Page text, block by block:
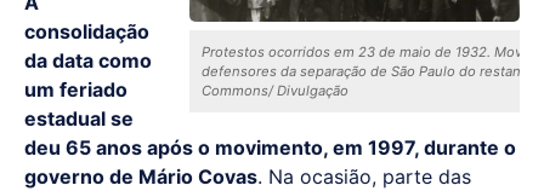
Protestos ocorridos em 23 de maio de 1932.
defensores da separação de São Paulo do restante
Commons/ Divulgação
consolidação
da data como
um feriado
estadual se
deu 65 anos após o movimento, em 1997, durante o
governo de Mário Covas. Na ocasião, parte das